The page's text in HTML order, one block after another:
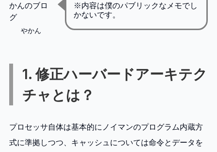
やかん
※内容は僕のパブリックなメモでし
かないです。
1. 修正ハーバードアーキテク
チャとは？
プロセッサ自体は基本的にノイマンのプログラム内蔵方
式に準拠しつつ、キャッシュについては命令とデータを